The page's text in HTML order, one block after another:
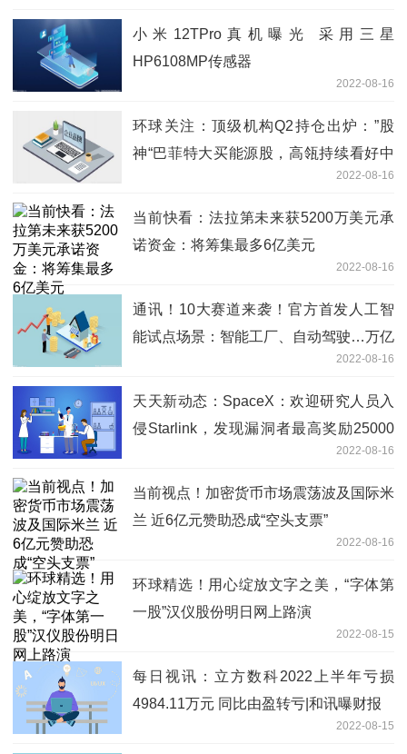
小米12TPro真机曝光 采用三星
HP6108MP传感器
2022-08-16
环球关注：顶级机构Q2持仓出炉：”股
神“巴菲特大买能源股，高瓴持续看好中
2022-08-16
当前快看：法拉第未来获5200万美元承
诺资金：将筹集最多6亿美元
2022-08-16
通讯！10大赛道来袭！官方首发人工智
能试点场景：智能工厂、自动驾驶…万亿
2022-08-16
天天新动态：SpaceX：欢迎研究人员入
侵Starlink，发现漏洞者最高奖励25000
2022-08-16
当前视点！加密货币市场震荡波及国际米
兰 近6亿元赞助恐成“空头支票”
2022-08-16
环球精选！用心绽放文字之美，“字体第
一股”汉仪股份明日网上路演
2022-08-15
每日视讯：立方数科2022上半年亏损
4984.11万元 同比由盈转亏|和讯曝财报
2022-08-15